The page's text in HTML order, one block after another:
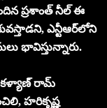
ప్రశాంత్ నీల్ ఈ
ఎన్టీఆర్‌లోని
భావిస్తున్నారు.
కళ్యాణ్ రామ్
హరికృష్ణ